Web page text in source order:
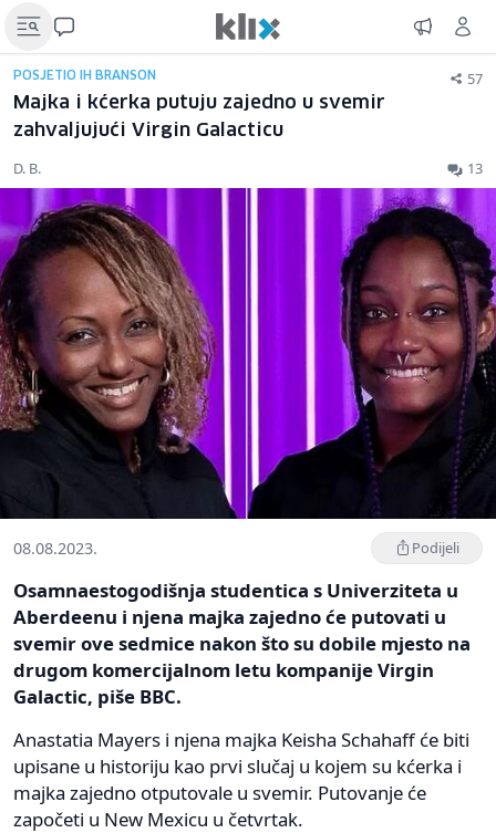
POSJETIO IH BRANSON 57
Majka i kćerka putuju zajedno u svemir
zahvaljujući Virgin Galacticu
D. B. 13
08.08.2023. Podijeli
Osamnaestogodišnja studentica s Univerziteta u
Aberdeenu i njena majka zajedno će putovati u
svemir ove sedmice nakon što su dobile mjesto na
drugom komercijalnom letu kompanije Virgin
Galactic, piše BBC.
Anastatia Mayers i njena majka Keisha Schahaff će biti
upisane u historiju kao prvi slučaj u kojem su kćerka i
majka zajedno otputovale u svemir. Putovanje će
započeti u New Mexicu u četvrtak.